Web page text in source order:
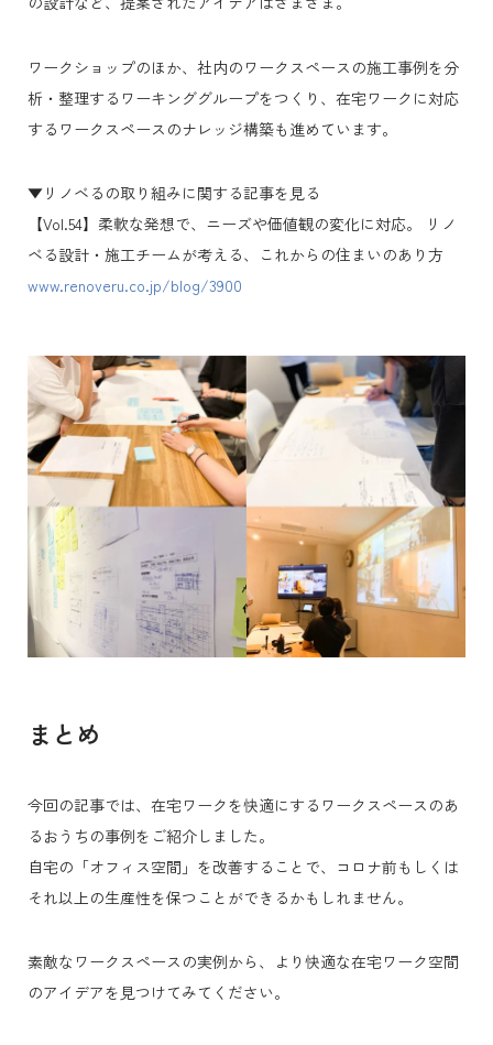
ワークショップのほか、社内のワークスペースの施工事例を分
析・整理するワーキンググループをつくり、在宅ワークに対応
するワークスペースのナレッジ構築も進めています。
▼リノベるの取り組みに関する記事を見る
【Vol.54】柔軟な発想で、ニーズや価値観の変化に対応。 リノ
ベる設計・施工チームが考える、これからの住まいのあり方
www.renoveru.co.jp/blog/3900
まとめ
今回の記事では、在宅ワークを快適にするワークスペースのあ
るおうちの事例をご紹介しました。
自宅の「オフィス空間」を改善することで、コロナ前もしくは
それ以上の生産性を保つことができるかもしれません。
素敵なワークスペースの実例から、より快適な在宅ワーク空間
のアイデアを見つけてみてください。